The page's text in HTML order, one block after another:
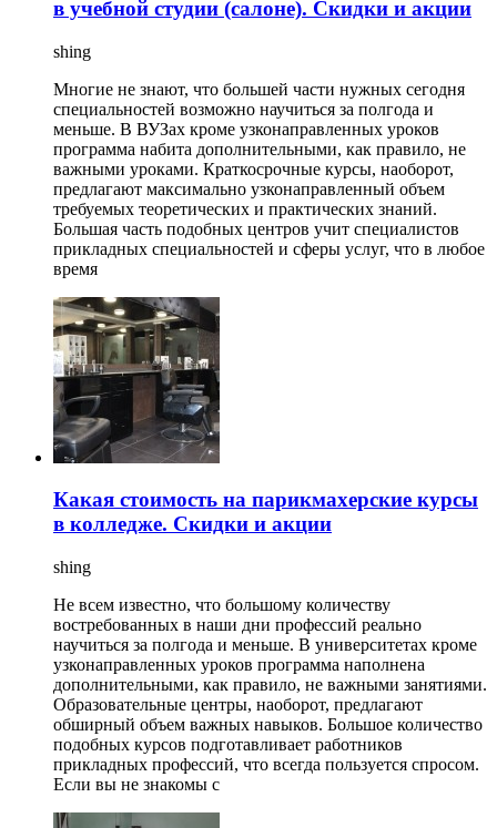
в учебной студии (салоне). Скидки и акции
shing
Многие не знают, что большей части нужных сегодня
специальностей возможно научиться за полгода и
меньше. В ВУЗах кроме узконаправленных уроков
программа набита дополнительными, как правило, не
важными уроками. Краткосрочные курсы, наоборот,
предлагают максимально узконаправленный объем
требуемых теоретических и практических знаний.
Большая часть подобных центров учит специалистов
прикладных специальностей и сферы услуг, что в любое
время
Какая стоимость на парикмахерские курсы
в колледже. Скидки и акции
shing
Не всем известно, что большому количеству
востребованных в наши дни профессий реально
научиться за полгода и меньше. В университетах кроме
узконаправленных уроков программа наполнена
дополнительными, как правило, не важными занятиями.
Образовательные центры, наоборот, предлагают
обширный объем важных навыков. Большое количество
подобных курсов подготавливает работников
прикладных профессий, что всегда пользуется спросом.
Если вы не знакомы с